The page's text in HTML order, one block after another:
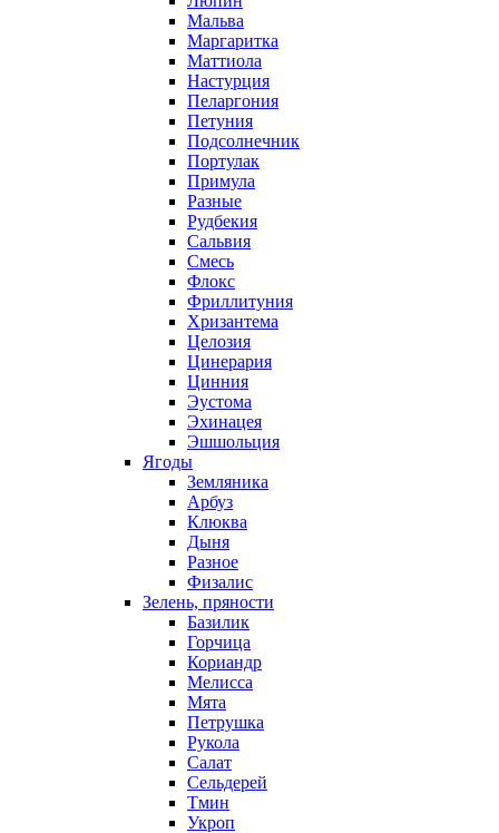
Мальва
Маргаритка
Маттиола
Настурция
Пеларгония
Петуния
Подсолнечник
Портулак
Примула
Разные
Рудбекия
Сальвия
Смесь
Флокс
Фриллитуния
Хризантема
Целозия
Цинерария
Цинния
Эустома
Эхинацея
Эшшольция
Ягоды
Земляника
Арбуз
Клюква
Дыня
Разное
Физалис
Зелень, пряности
Базилик
Горчица
Кориандр
Мелисса
Мята
Петрушка
Рукола
Салат
Сельдерей
Тмин
Укроп